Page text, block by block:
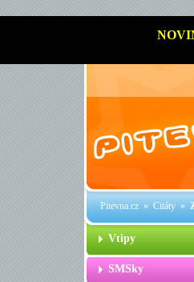
Pitevna.cz»Citáty»
Vtipy
SMSky